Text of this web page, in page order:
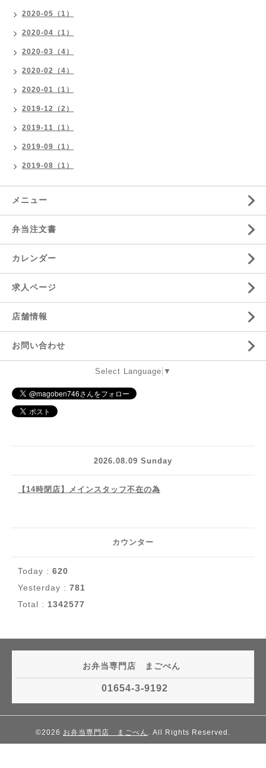
2020-05（1）
2020-04（1）
2020-03（4）
2020-02（4）
2020-01（1）
2019-12（2）
2019-11（1）
2019-09（1）
2019-08（1）
メニュー
弁当注文書
カレンダー
求人ページ
店舗情報
お問い合わせ
Select Language ▼
2026.08.09 Sunday
【14時閉店】メインスタッフ不在の為
カウンター
Today : 620
Yesterday : 781
Total : 1342577
お弁当専門店 まごべん
01654-3-9192
©2026 お弁当専門店 まごべん . All Rights Reserved.